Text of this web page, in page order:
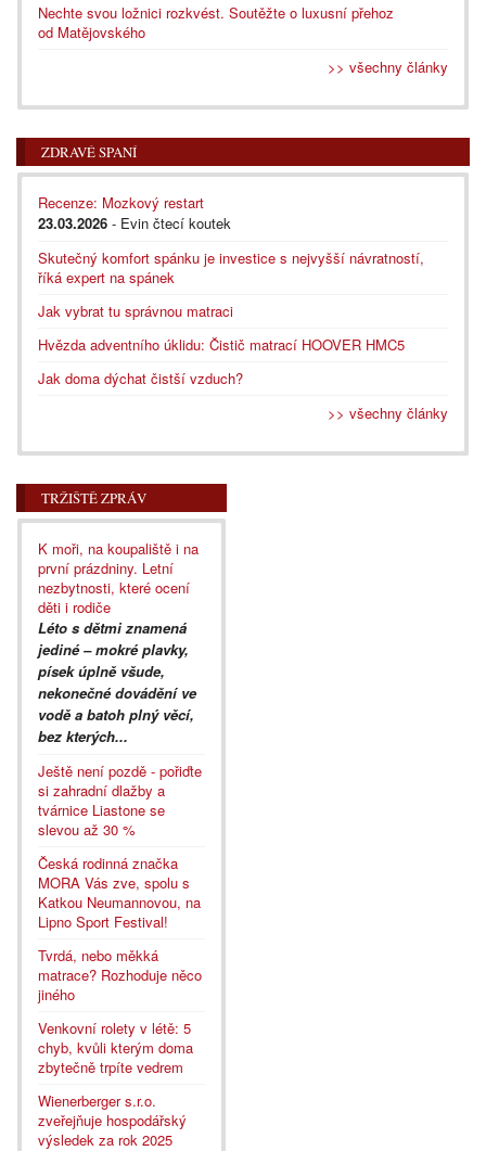
Nechte svou ložnici rozkvést. Soutěžte o luxusní přehoz
od Matějovského
>> všechny články
ZDRAVÉ SPANÍ
Recenze: Mozkový restart
23.03.2026 - Evin čtecí koutek
Skutečný komfort spánku je investice s nejvyšší návratností,
říká expert na spánek
Jak vybrat tu správnou matraci
Hvězda adventního úklidu: Čistič matrací HOOVER HMC5
Jak doma dýchat čistší vzduch?
>> všechny články
TRŽIŠTĚ ZPRÁV
K moři, na koupaliště i na
první prázdniny. Letní
nezbytnosti, které ocení
děti i rodiče
Léto s dětmi znamená
jediné – mokré plavky,
písek úplně všude,
nekonečné dovádění ve
vodě a batoh plný věcí,
bez kterých...
Ještě není pozdě - pořiďte
si zahradní dlažby a
tvárnice Liastone se
slevou až 30 %
Česká rodinná značka
MORA Vás zve, spolu s
Katkou Neumannovou, na
Lipno Sport Festival!
Tvrdá, nebo měkká
matrace? Rozhoduje něco
jiného
Venkovní rolety v létě: 5
chyb, kvůli kterým doma
zbytečně trpíte vedrem
Wienerberger s.r.o.
zveřejňuje hospodářský
výsledek za rok 2025